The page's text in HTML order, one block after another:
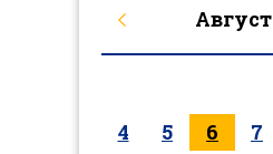
Август
4
5 6 7